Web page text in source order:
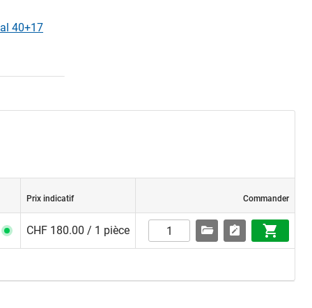
40+17
Prix indicatif Commander
CHF 180.00 / 1 pièce